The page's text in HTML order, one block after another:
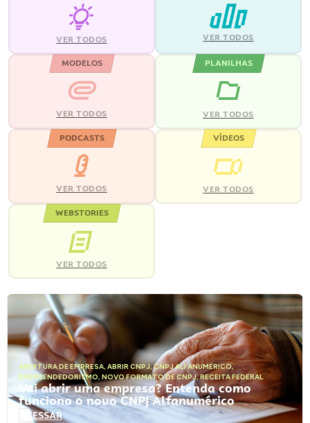
VER TODOS VER TODOS
MODELOS
VER TODOS
PLANILHAS
VER TODOS
PODCASTS
VER TODOS
VÍDEOS
VER TODOS
WEBSTORIES
VER TODOS
ABERTURA DE EMPRESA, ABRIR CNPJ,CNPJ ALFANUMÉRICO,
EMPREENDEDORISMO, NOVO FORMATO DE CNPJ,RECEITA FEDERAL
Vai abrir uma empresa? Entenda como
funciona o novo CNPJ Alfanumérico
ACESSAR